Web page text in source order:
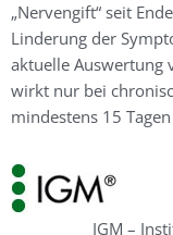
„Nervengift“ seit
Linderung der
aktuelle Auswertung
wirkt nur bei
mindestens 15
IGM –